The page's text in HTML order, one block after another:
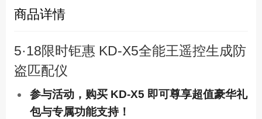
商品详情
5·18限时钜惠 KD-X5全能王遥控生成防
盗匹配仪
参与活动，购买 KD-X5 即可尊享超值豪华礼
包与专属功能支持！